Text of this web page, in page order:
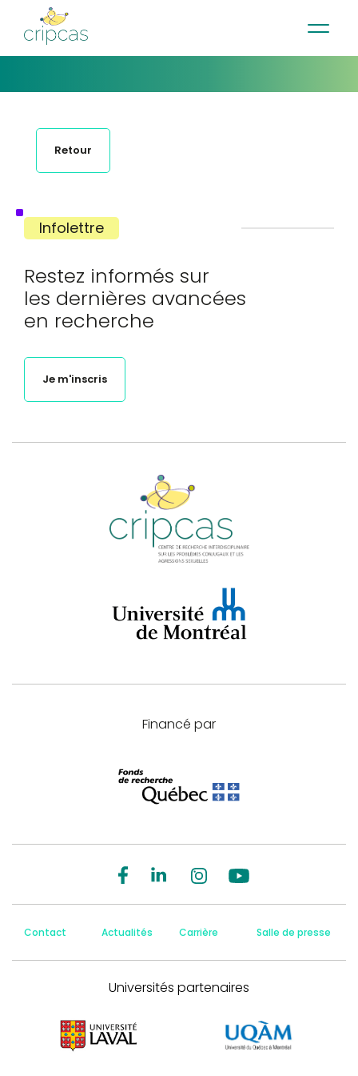
Contact English
Retour
Infolettre
Restez informés sur
les dernières avancées
en recherche
Je m'inscris
Financé par
Contact Actualités Carrière Salle de presse
Universités partenaires